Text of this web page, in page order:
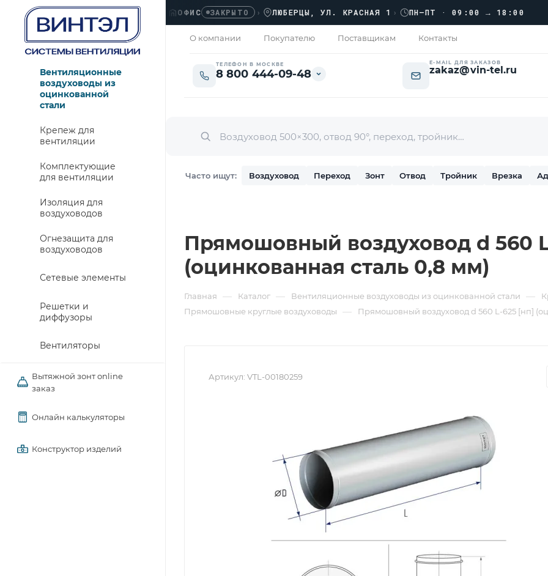
ОФИС ЗАКРЫТО › ЛЮБЕРЦЫ, УЛ. КРАСНАЯ 1› ПН–ПТ · 09:00 → 18:00 ›››
О компании Покупателю Поставщикам Контакты
ТЕЛЕФОН В МОСКВЕ
8 800 444-09-48
E-MAIL ДЛЯ ЗАКАЗОВ
zakaz@vin-tel.ru
Часто ищут: Воздуховод Переход Зонт Отвод Тройник Врезка
Вентиляционные
воздуховоды из
оцинкованной
стали
Крепеж для
вентиляции
Комплектующие
для вентиляции
Изоляция для
воздуховодов
Огнезащита для
воздуховодов
Сетевые элементы
Решетки и
диффузоры
Вентиляторы
Вытяжной зонт online
заказ
Онлайн калькуляторы
Конструктор изделий
Прямошовный воздуховод d 560
(оцинкованная сталь 0,8 мм)
Главная — Каталог — Вентиляционные воздуховоды из оцинкованной стали —
Прямошовные круглые воздуховоды
— Прямошовный воздуховод d 560 L-625 [нп]
Артикул: VTL-00180259